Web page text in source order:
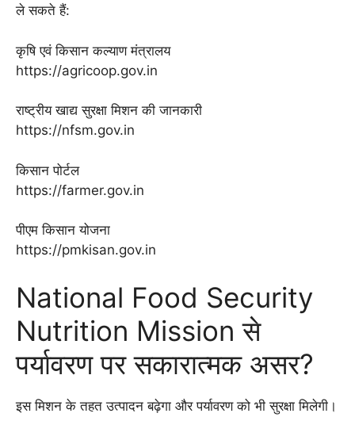
ले सकते हैं:
कृषि एवं किसान कल्याण मंत्रालय
https://agricoop.gov.in
राष्ट्रीय खाद्य सुरक्षा मिशन की जानकारी
https://nfsm.gov.in
किसान पोर्टल
https://farmer.gov.in
पीएम किसान योजना
https://pmkisan.gov.in
National Food Security
Nutrition Mission से
पर्यावरण पर सकारात्मक असर?
इस मिशन के तहत उत्पादन बढ़ेगा और पर्यावरण को भी सुरक्षा मिलेगी।